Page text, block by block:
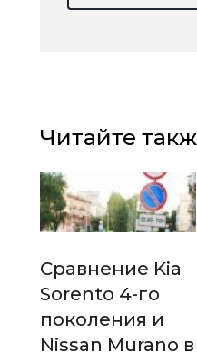
Читайте
Сравнение Kia
Sorento 4-го
поколения и
Nissan Murano в